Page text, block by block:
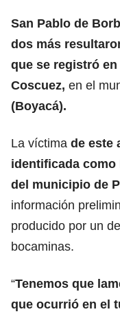
San Pablo de
dos más
que se registró
Coscuez, en el
(Boyacá).
La víctima de este
identificada como
del municipio de
información
producido por un
bocaminas.
“Tenemos que
que ocurrió en el